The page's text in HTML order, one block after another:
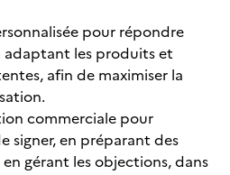
pour répondre
adaptant les produits et
afin de maximiser la
commerciale pour
signer, en préparant des
gérant les objections, dans